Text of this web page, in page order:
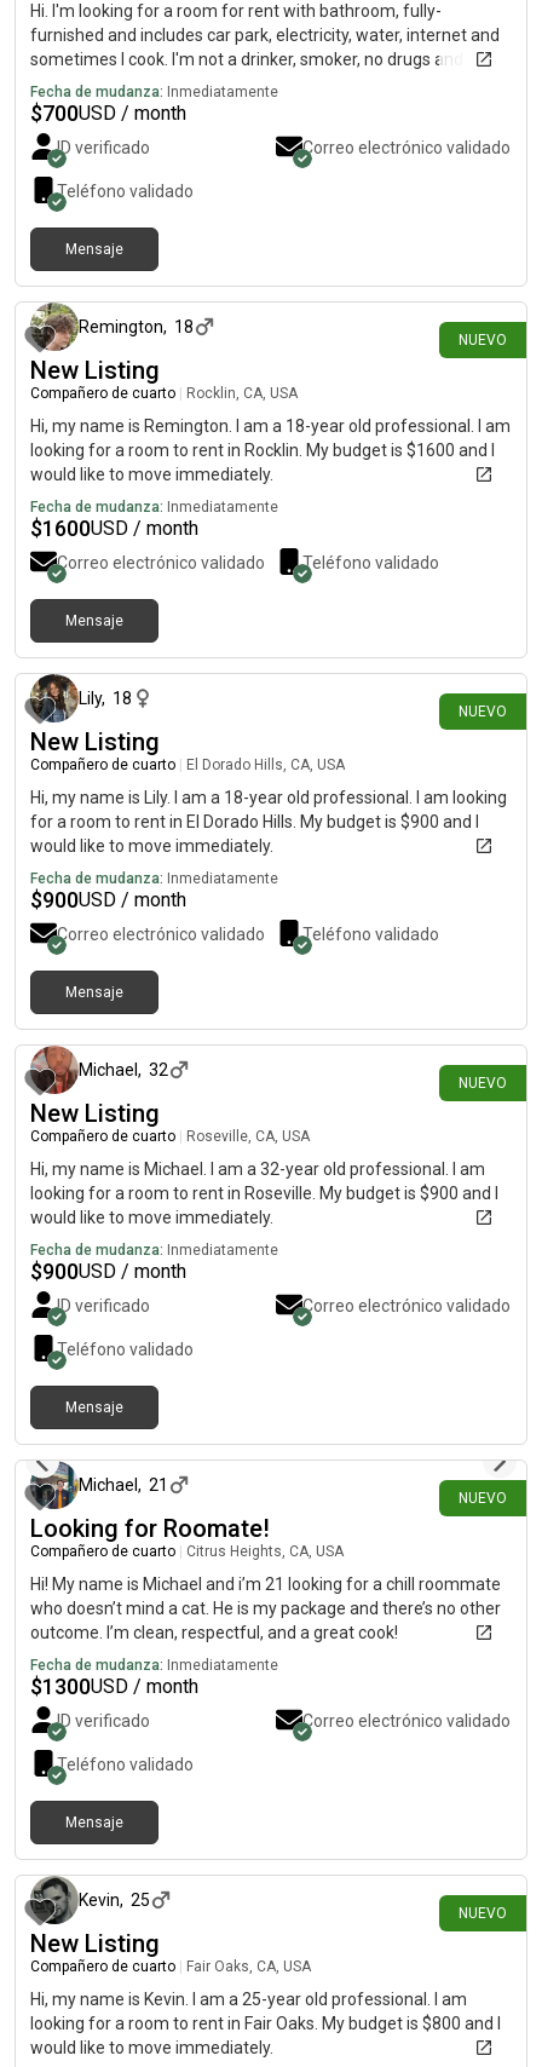
Hi. I'm looking for a room for rent with bathroom, fully-
furnished and includes car park, electricity, water, internet and
sometimes I cook. I'm not a drinker, smoker, no drugs and I
rarely party. I want a quiet life.
Fecha de mudanza: Inmediatamente
$700USD / month
ID verificado Correo electrónico validado
Teléfono validado
Mensaje
NUEVO
Remington, 18
New Listing
Compañero de cuarto Rocklin, CA, USA
Hi, my name is Remington. I am a 18-year old professional. I am
looking for a room to rent in Rocklin. My budget is $1600 and I
would like to move immediately.
Fecha de mudanza: Inmediatamente
$1600USD / month
Correo electrónico validado Teléfono validado
Mensaje
NUEVO
Lily, 18
New Listing
Compañero de cuarto El Dorado Hills, CA, USA
Hi, my name is Lily. I am a 18-year old professional. I am looking
for a room to rent in El Dorado Hills. My budget is $900 and I
would like to move immediately.
Fecha de mudanza: Inmediatamente
$900USD / month
Correo electrónico validado Teléfono validado
Mensaje
NUEVO
Michael , 32
New Listing
Compañero de cuarto Roseville, CA, USA
Hi, my name is Michael. I am a 32-year old professional. I am
looking for a room to rent in Roseville. My budget is $900 and I
would like to move immediately.
Fecha de mudanza: Inmediatamente
$900USD / month
ID verificado Correo electrónico validado
Teléfono validado
Mensaje
NUEVO
Michael , 21
Looking for Roomate!
Compañero de cuarto Citrus Heights, CA, USA
Hi! My name is Michael and i’m 21 looking for a chill roommate
who doesn’t mind a cat. He is my package and there’s no other
outcome. I’m clean, respectful, and a great cook!
Fecha de mudanza: Inmediatamente
$1300USD / month
ID verificado Correo electrónico validado
Teléfono validado
Mensaje
NUEVO
Kevin, 25
New Listing
Compañero de cuarto Fair Oaks, CA, USA
Hi, my name is Kevin. I am a 25-year old professional. I am
looking for a room to rent in Fair Oaks. My budget is $800 and I
would like to move immediately.